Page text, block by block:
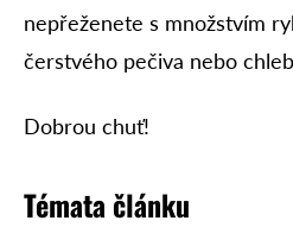
nepřeženete s množstvím
čerstvého pečiva nebo
Dobrou chuť!
Témata článku